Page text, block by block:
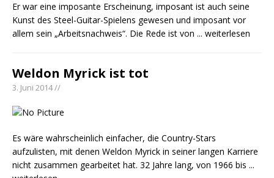
Ahead“ an
Danke für Euer Vertrauen: Country.de erreicht
täglich rund 10.000 Leser
Er war eine imposante Erscheinung, imposant ist auch seine
Kunst des Steel-Guitar-Spielens gewesen und imposant vor
allem sein „Arbeitsnachweis“. Die Rede ist von ... weiterlesen
Weldon Myrick ist tot
3. Juni 2014 //
Es wäre wahrscheinlich einfacher, die Country-Stars
aufzulisten, mit denen Weldon Myrick in seiner langen Karriere
nicht zusammen gearbeitet hat. 32 Jahre lang, von 1966 bis ...